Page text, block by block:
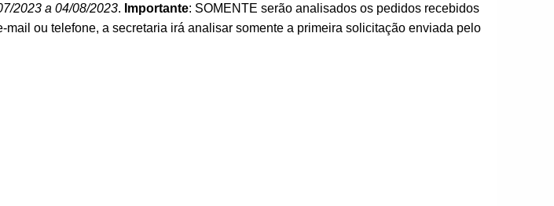
2023 a 04/08/2023. Importante: SOMENTE serão analisados os pedidos recebidos
ou telefone, a secretaria irá analisar somente a primeira solicitação enviada pelo